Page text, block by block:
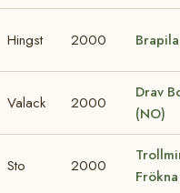
Hingst 2000
Valack 2000
Drav
(NO)
Sto 2000